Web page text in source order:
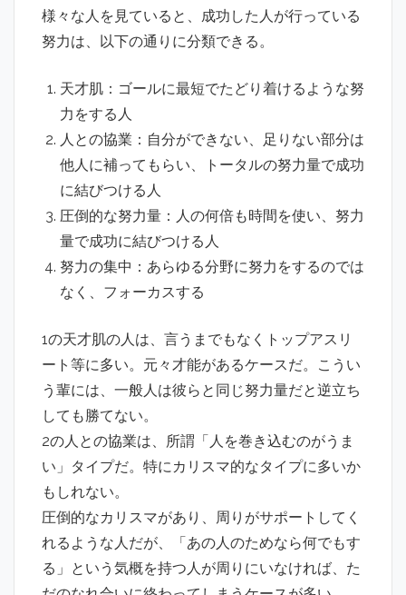
様々な人を見ていると、成功した人が行っている
努力は、以下の通りに分類できる。
天才肌：ゴールに最短でたどり着けるような努
力をする人
人との協業：自分ができない、足りない部分は
他人に補ってもらい、トータルの努力量で成功
に結びつける人
圧倒的な努力量：人の何倍も時間を使い、努力
量で成功に結びつける人
努力の集中：あらゆる分野に努力をするのでは
なく、フォーカスする
1の天才肌の人は、言うまでもなくトップアスリ
ート等に多い。元々才能があるケースだ。こうい
う輩には、一般人は彼らと同じ努力量だと逆立ち
しても勝てない。
2の人との協業は、所謂「人を巻き込むのがうま
い」タイプだ。特にカリスマ的なタイプに多いか
もしれない。
圧倒的なカリスマがあり、周りがサポートしてく
れるような人だが、「あの人のためなら何でもす
る」という気概を持つ人が周りにいなければ、た